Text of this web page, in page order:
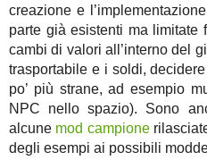
creazione e
parte già esistenti ma
cambi di valori all’interno del
trasportabile e i soldi,
po’ più strane, ad esempio
NPC nello spazio). Sono
alcune mod campione
degli esempi ai possibili